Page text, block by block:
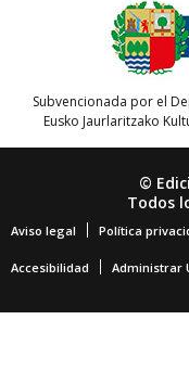
Subvencionada por el
Eusko Jaurlaritzako
©
Todos
Aviso legal Política
Accesibilidad Administrar